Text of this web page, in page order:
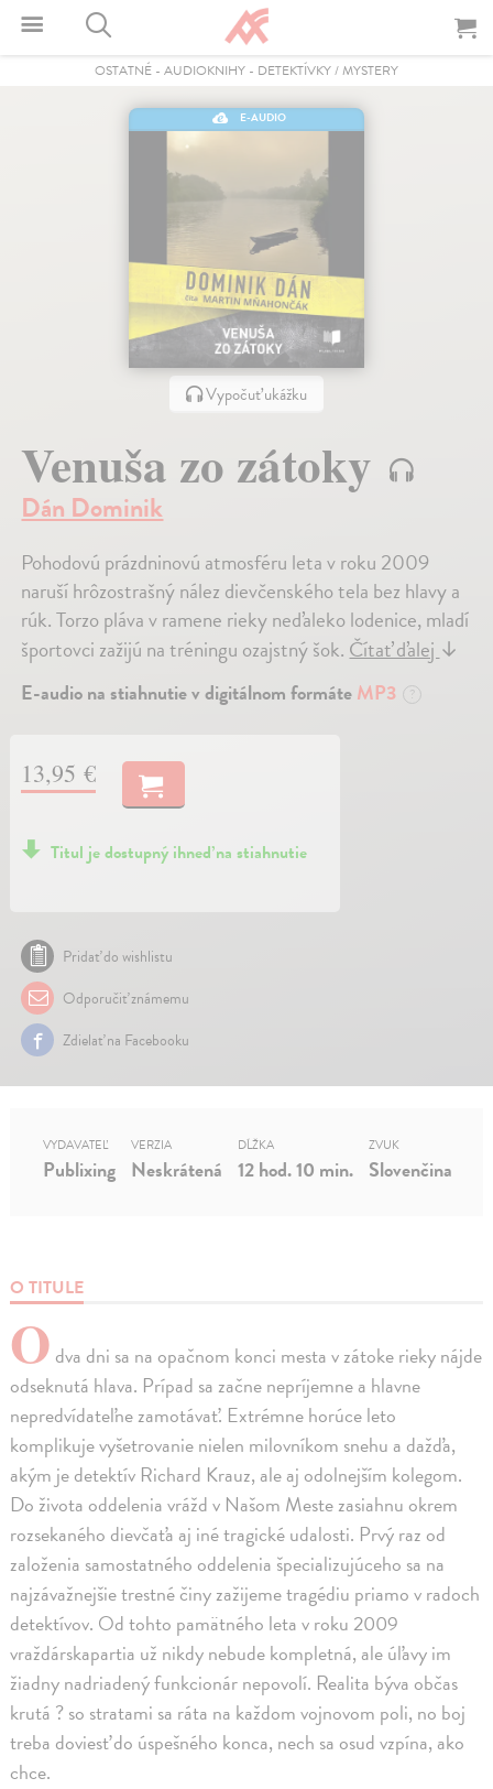
OSTATNÉ - AUDIOKNIHY - DETEKTÍVKY / MYSTERY
E-AUDIO
Vypočuť ukážku
Venuša zo zátoky
Dán Dominik
Pohodovú prázdninovú atmosféru leta v roku 2009
naruší hrôzostrašný nález dievčenského tela bez hlavy a
rúk. Torzo pláva v ramene rieky neďaleko lodenice, mladí
športovci zažijú na tréningu ozajstný šok.Čítať ďalej↓
E-audio na stiahnutie v digitálnom formáteMP3 ?
13,95 €
Titul je dostupný ihneď na stiahnutie
Pridať do wishlistu
Odporučiť známemu
Zdielať na Facebooku
O TITULE
O dva dni sa na opačnom konci mesta v zátoke rieky nájde
odseknutá hlava. Prípad sa začne nepríjemne a hlavne
nepredvídateľne zamotávať. Extrémne horúce leto
komplikuje vyšetrovanie nielen milovníkom snehu a dažďa,
akým je detektív Richard Krauz, ale aj odolnejším kolegom.
Do života oddelenia vrážd v Našom Meste zasiahnu okrem
rozsekaného dievčaťa aj iné tragické udalosti. Prvý raz od
založenia samostatného oddelenia špecializujúceho sa na
najzávažnejšie trestné činy zažijeme tragédiu priamo v radoch
detektívov. Od tohto pamätného leta v roku 2009
vraždárskapartia už nikdy nebude kompletná, ale úľavy im
žiadny nadriadený funkcionár nepovolí. Realita býva občas
krutá ? so stratami sa ráta na každom vojnovom poli, no boj
treba doviesť do úspešného konca, nech sa osud vzpína, ako
chce.
VYDAVATEĽ
Publixing
VERZIA
Neskrátená
DĹŽKA
12 hod. 10 min.
ZVUK
Slovenčina